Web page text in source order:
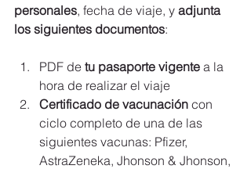
personales, fecha de viaje, y adjunta
los siguientes documentos:
PDF de tu pasaporte vigente a la
hora de realizar el viaje
Certificado de vacunación con
ciclo completo de una de las
siguientes vacunas: Pfizer,
AstraZeneka, Jhonson & Jhonson,